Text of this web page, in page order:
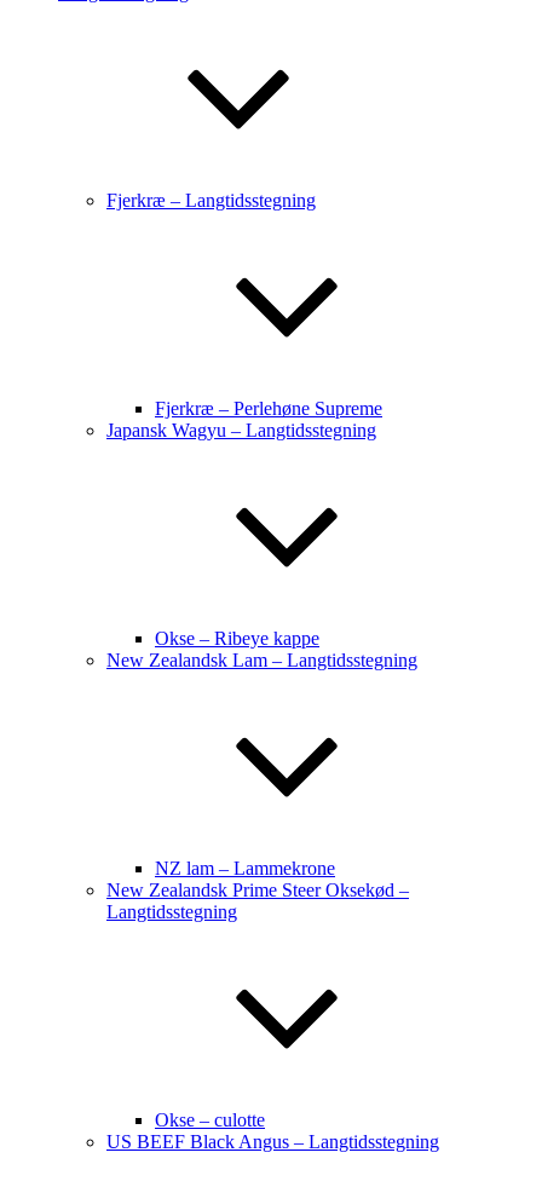
Fjerkræ – Langtidsstegning
Fjerkræ – Perlehøne Supreme
Japansk Wagyu – Langtidsstegning
Okse – Ribeye kappe
New Zealandsk Lam – Langtidsstegning
NZ lam – Lammekrone
New Zealandsk Prime Steer Oksekød –
Langtidsstegning
Okse – culotte
US BEEF Black Angus – Langtidsstegning